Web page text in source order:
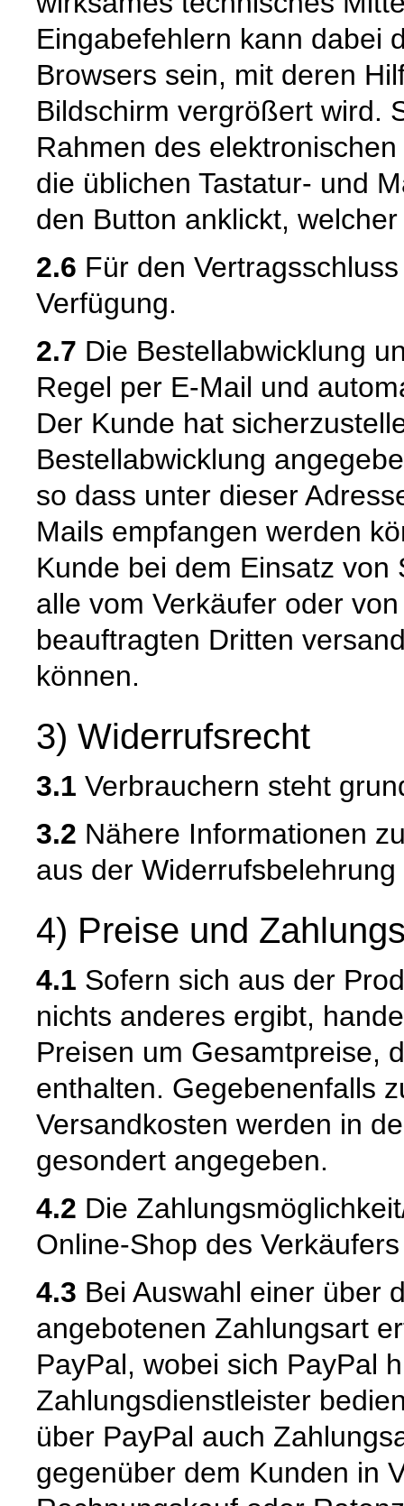
Eingabefehlern kann dabei
Browsers sein, mit deren
Bildschirm vergrößert wird.
Rahmen des
die üblichen Tastatur- und
den Button anklickt,
2.6 Für den
Verfügung.
2.7 Die Bestellabwicklung
Regel per E-Mail und
Der Kunde hat
Bestellabwicklung
so dass unter dieser
Mails empfangen werden
Kunde bei dem Einsatz
alle vom Verkäufer oder
beauftragten Dritten
können.
3) Widerrufsrecht
3.1 Verbrauchern steht
3.2 Nähere Informationen
aus der
4) Preise und
4.1 Sofern sich aus der
nichts anderes ergibt,
Preisen um Gesamtpreise,
enthalten. Gegebenenfalls
Versandkosten werden in
gesondert angegeben.
4.2 Die
Online-Shop des
4.3 Bei Auswahl einer über
angebotenen Zahlungsart
PayPal, wobei sich PayPal
Zahlungsdienstleister
über PayPal auch
gegenüber dem Kunden in